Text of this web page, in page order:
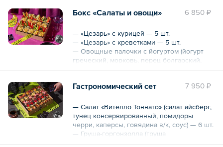
черри, крекер.
Общий вес – 1.6 кг
6 850 ₽
Бокс «Салаты и овощи»
— «Цезарь» с курицей — 5 шт.
— «Цезарь» с креветками — 5 шт.
— Овощные палочки с йогуртом (йогурт
греческий, морковь, перец болгарский,
огурец свежий, сельдерей) — 5 шт.
морковь, перец болгарский, огурец
Общий вес – 1145 г
7 950 ₽
Гастрономический сет
— Салат «Вителло Тоннато» (салат айсберг,
тунец консервированный, помидоры
черри, каперсы, говядина в/к, соус) — 6 шт.
— Груша-горгонзолла (груша
карамелизированная, сыр горгонзолла,